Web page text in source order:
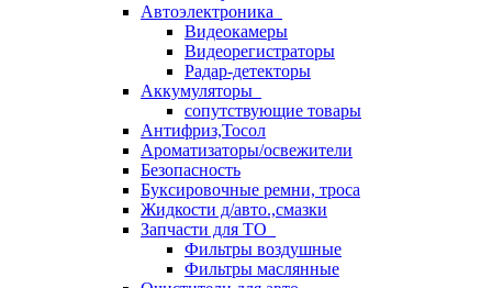
Автоэлектроника
Видеокамеры
Видеорегистраторы
Радар-детекторы
Аккумуляторы
сопутствующие товары
Антифриз,Тосол
Ароматизаторы/освежители
Безопасность
Буксировочные ремни, троса
Жидкости д/авто.,смазки
Запчасти для ТО
Фильтры воздушные
Фильтры маслянные